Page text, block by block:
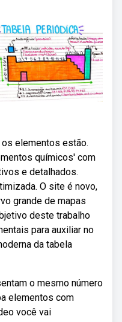
elementos estão.
químicos' com
e detalhados.
O site é novo,
grande de mapas
deste trabalho
para auxiliar no
da tabela
o mesmo número
elementos com
você vai